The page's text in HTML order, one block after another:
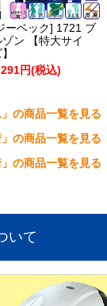
ーベック] 1721 ブ
ゾン 【特大サイ
円(税込)
の商品一覧を見る
の商品一覧を見る
の商品一覧を見る
いて